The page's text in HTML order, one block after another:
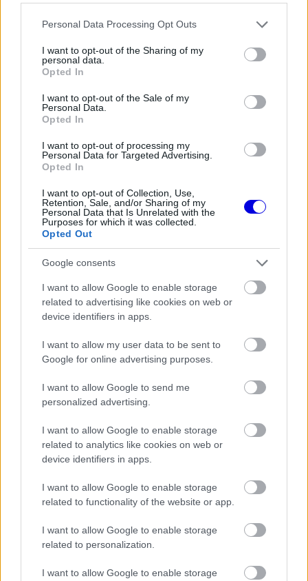
Please note that this website/app uses one or more Google
not limited to your visit or usage behaviour. You may click to
grant or deny consent to Google and its third-party tags to
use your data for below specified purposes in below Google
consent section.
Personal Data Processing Opt Outs
I want to opt-out of the Sharing of my
personal data.
Opted In
I want to opt-out of the Sale of my
Personal Data.
Opted In
I want to opt-out of processing my
Personal Data for Targeted Advertising.
Opted In
I want to opt-out of Collection, Use,
Retention, Sale, and/or Sharing of my
Personal Data that Is Unrelated with the
Purposes for which it was collected.
Opted Out
Google consents
I want to allow Google to enable storage
related to advertising like cookies on web or
device identifiers in apps.
I want to allow my user data to be sent to
Google for online advertising purposes.
I want to allow Google to send me
personalized advertising.
I want to allow Google to enable storage
related to analytics like cookies on web or
device identifiers in apps.
I want to allow Google to enable storage
related to functionality of the website or app.
I want to allow Google to enable storage
related to personalization.
I want to allow Google to enable storage
Räikkönen ezzel szemben mindig is más volt.
Soha nem próbált megfelelni az elvárásoknak,
nem akart szórakoztatni, és nem épített
mesterséges imázst maga köré. Egyszerűen
önmaga maradt. Talán ezért szerették olyan
sokan. Ahogy maga fogalmazott visszavonulása
A rajongók nem egy marketingterméket láttak
benne, hanem egy embert, aki kizárólag a
versenyzésért volt a sportágban.
Nem csak gyors volt – elképesztően
természetes tehetség
Sokan hajlamosak kizárólag a vicces
rádióüzeneteire vagy a szűkszavú nyilatkozataira
emlékezni, pedig Räikkönen pályafutása jóval
többről szólt.
A finn pilóta mindössze 23 versenyen vett részt,
mielőtt megkapta az első F1-es lehetőségét a
Saubernél. Ez még mai szemmel nézve is szinte
felfoghatatlan. A jelenlegi versenyzők többsége
több száz futamot teljesít különböző utánpótlás-
sorozatokban, mire egyáltalán közel kerül az F1-